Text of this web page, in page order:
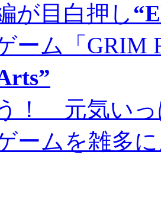
が目白押し
ーム「GRIM
！ 元気い
ームを雑多